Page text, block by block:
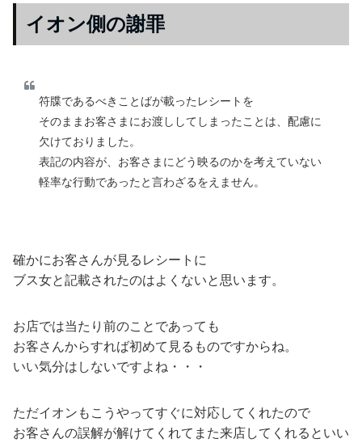
イオン側の謝罪
符牒であるべきことばが載ったレシートを
そのままお客さまにお渡ししてしまったことは、配慮に
欠けておりました。
表記の内容が、お客さまにどう映るのかを考えていない
軽率な行動であったと言わざるをえません。
確かにお客さんが見るレシートに
ブス女と記載されたのはよくないと思います。
お店では当たり前のことであっても
お客さんからすれば初めて見るものですからね。
いい気分はしないですよね・・・
ただイオンもこうやってすぐに対応してくれたので
お客さんの誤解が解けてくれてまた来店してくれるといい